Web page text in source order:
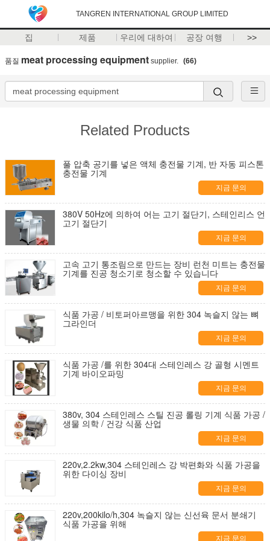
TANGREN INTERNATIONAL GROUP LIMITED
집 제품 우리에 대하여 공장 여행 >>
품질 meat processing equipment supplier. (66)
Related Products
풀 압축 공기를 넣은 액체 충전물 기계, 반 자동 피스톤
충전물 기계
지금 문의
380V 50Hz에 의하여 어는 고기 절단기, 스테인리스 언
고기 절단기
지금 문의
고속 고기 통조림으로 만드는 장비 런천 미트는 충전물
기계를 진공 청소기로 청소할 수 있습니다
지금 문의
식품 가공 / 비토퍼아르맹을 위한 304 녹슬지 않는 뼈
그라인더
지금 문의
식품 가공 /를 위한 304대 스테인레스 강 골형 시멘트
기계 바이오파밍
지금 문의
380v, 304 스테인레스 스틸 진공 롤링 기계 식품 가공 /
생물 의학 / 건강 식품 산업
지금 문의
220v,2.2kw,304 스테인레스 강 박편화와 식품 가공을
위한 다이싱 장비
지금 문의
220v,200kilo/h,304 녹슬지 않는 신선육 문서 분쇄기
식품 가공을 위해
지금 문의